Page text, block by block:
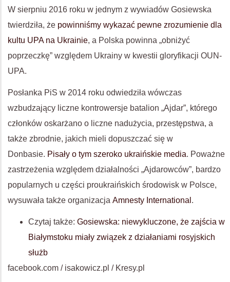
W sierpniu 2016 roku w jednym z wywiadów Gosiewska
twierdziła, że powinniśmy wykazać pewne zrozumienie dla
kultu UPA na Ukrainie, a Polska powinna „obniżyć
poprzeczkę” względem Ukrainy w kwestii gloryfikacji OUN-
UPA.
Posłanka PiS w 2014 roku odwiedziła wówczas
wzbudzający liczne kontrowersje batalion „Ajdar”, którego
członków oskarżano o liczne nadużycia, przestępstwa, a
także zbrodnie, jakich mieli dopuszczać się w
Donbasie. Pisały o tym szeroko ukraińskie media. Poważne
zastrzeżenia względem działalności „Ajdarowców”, bardzo
popularnych u części proukraińskich środowisk w Polsce,
wysuwała także organizacja Amnesty International .
Czytaj także: Gosiewska: niewykluczone, że zajścia w
Białymstoku miały związek z działaniami rosyjskich
służb
facebook.com / isakowicz.pl / Kresy.pl